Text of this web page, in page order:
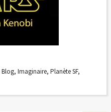
Blog, Imaginaire, Planète SF,